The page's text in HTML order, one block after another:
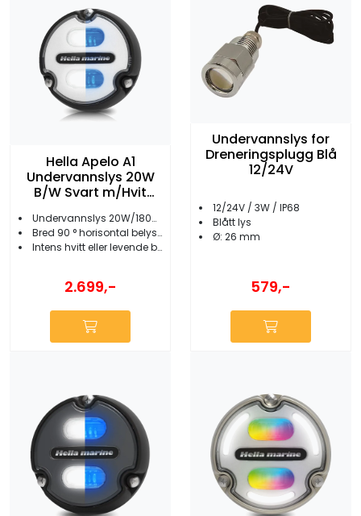
Hella Apelo A1
Undervannslys 20W
B/W Svart m/Hvit
Undervannslys 20W/1800 lumen
Bred 90 ° horisontal belysning
Intens hvitt eller levende blått lys
2.699,-
Undervannslys for
Dreneringsplugg Blå
12/24V
12/24V / 3W / IP68
Blått lys
Ø: 26 mm
579,-